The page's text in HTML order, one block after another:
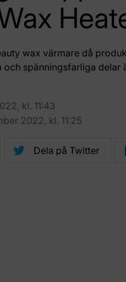
wax värmare då
och spänningsfarliga delar
kl. 11:43
2022, kl. 11:25
Dela på Twitter